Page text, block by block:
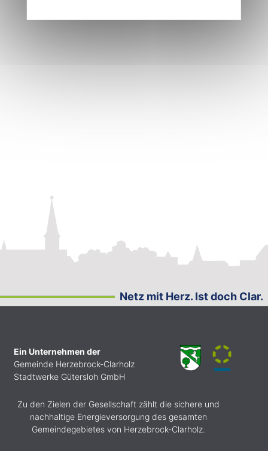
Netz mit Herz. Ist doch Clar.
Ein Unternehmen der
Gemeinde Herzebrock-Clarholz
Stadtwerke Gütersloh GmbH
Zu den Zielen der Gesellschaft zählt die sichere und
nachhaltige Energieversorgung des gesamten
Gemeindegebietes von Herzebrock-Clarholz.